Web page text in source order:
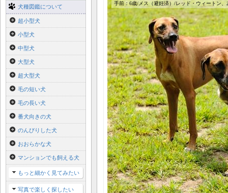
手前：6歳/メス（避妊済）/レッド・ウィートン
犬種図鑑について
超小型犬
小型犬
中型犬
大型犬
超大型犬
毛の短い犬
毛の長い犬
番犬向きの犬
のんびりした犬
おおらかな犬
マンションでも飼える犬
もっと細かく見てみたい
写真で楽しく探したい